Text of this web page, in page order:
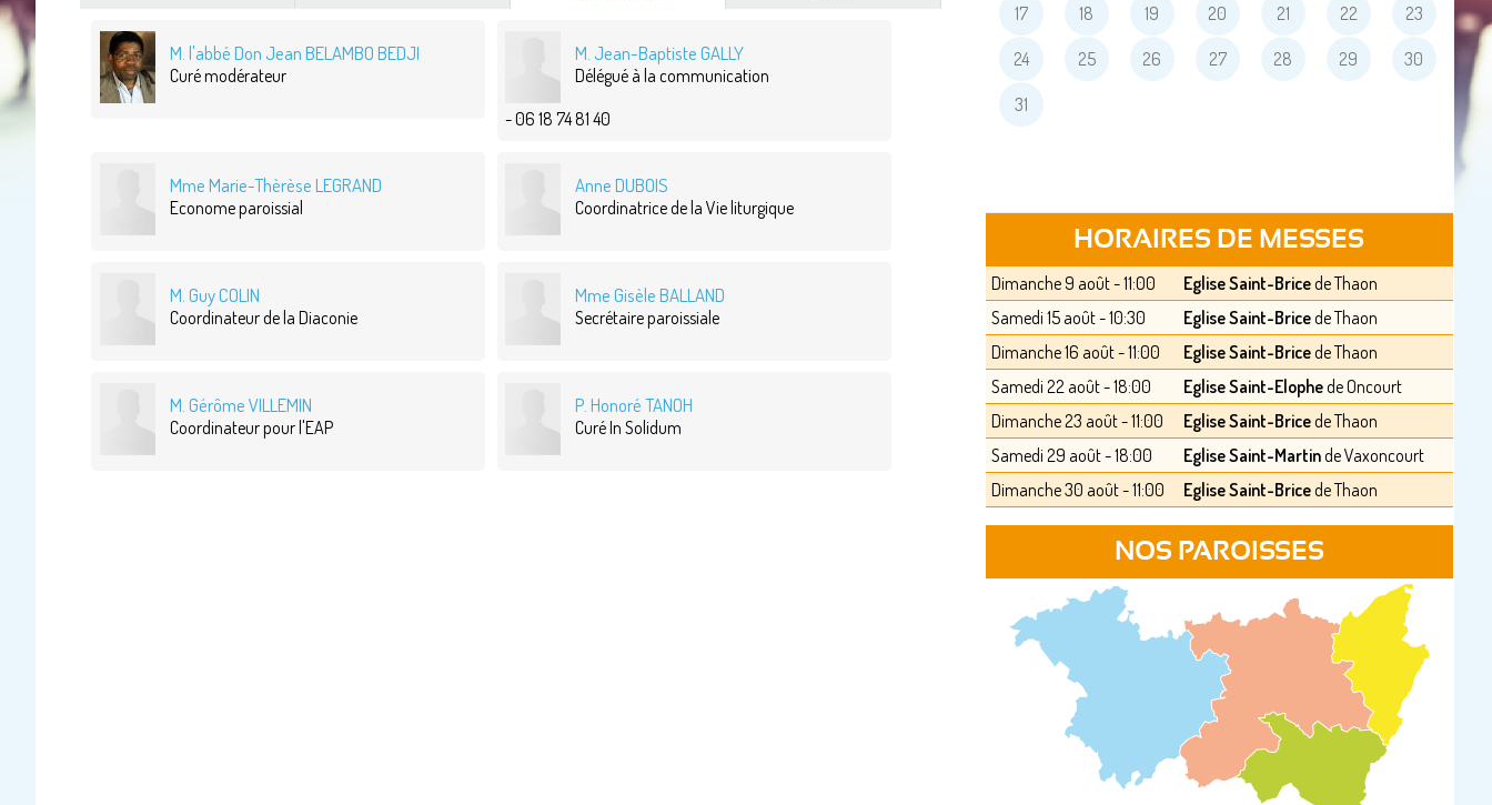
M. l'abbé Don Jean BELAMBO BEDJI
Curé modérateur
M. Jean-Baptiste GALLY
Délégué à la communication
- 06 18 74 81 40
Mme Marie-Thèrèse LEGRAND
Econome paroissial
Anne DUBOIS
Coordinatrice de la Vie liturgique
M. Guy COLIN
Coordinateur de la Diaconie
Mme Gisèle BALLAND
Secrétaire paroissiale
M. Gérôme VILLEMIN
Coordinateur pour l'EAP
P. Honoré TANOH
Curé In Solidum
17 18 19 20 21 22 23
24 25 26 27 28 29 30
31
HORAIRES DE MESSES
Dimanche 9 août - 11:00 Eglise Saint-Bricede Thaon
Samedi 15 août - 10:30
Eglise Saint-Bricede Thaon
Dimanche 16 août - 11:00
Eglise Saint-Bricede Thaon
Samedi 22 août - 18:00
Eglise Saint-Elophede Oncourt
Dimanche 23 août - 11:00
Eglise Saint-Bricede Thaon
Samedi 29 août - 18:00
Eglise Saint-Martinde Vaxoncourt
Dimanche 30 août - 11:00
Eglise Saint-Bricede Thaon
NOS PAROISSES